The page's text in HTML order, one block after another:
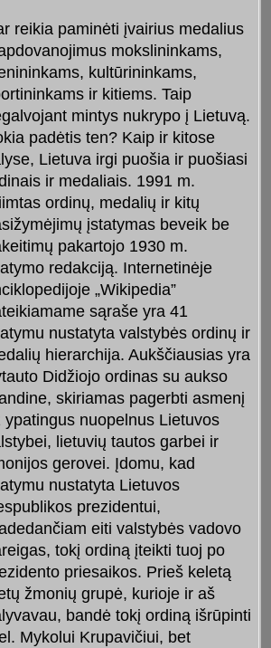
reikia paminėti įvairius medalius
mokslininkams,
kultūrininkams,
ir kitiems. Taip
mintys nukrypo į Lietuvą.
padėtis ten? Kaip ir kitose
Lietuva irgi puošia ir puošiasi
ir medaliais. 1991 m.
ordinų, medalių ir kitų
įstatymas beveik be
pakartojo 1930 m.
redakciją. Internetinėje
„Wikipedia”
sąraše yra 41
nustatyta valstybės ordinų ir
hierarchija. Aukščiausias yra
Didžiojo ordinas su aukso
skiriamas pagerbti asmenį
ypatingus nuopelnus Lietuvos
lietuvių tautos garbei ir
gerovei. Įdomu, kad
nustatyta Lietuvos
prezidentui,
eiti valstybės vadovo
tokį ordiną įteikti tuoj po
priesaikos. Prieš keletą
žmonių grupė, kurioje ir aš
bandė tokį ordiną išrūpinti
Mykolui Krupavičiui, bet